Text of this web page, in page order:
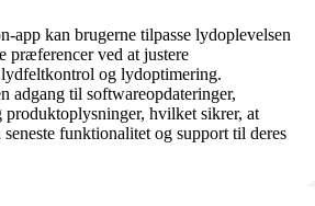
app kan brugerne tilpasse lydoplevelsen
præferencer ved at justere
og lydoptimering.
adgang til softwareopdateringer,
produktoplysninger, hvilket sikrer, at
funktionalitet og support til deres